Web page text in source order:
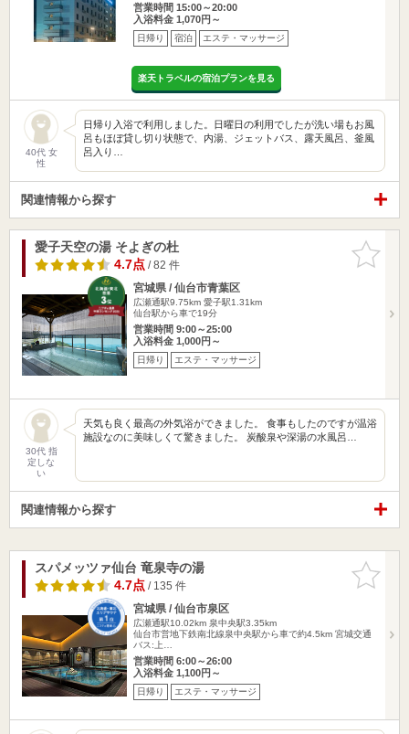
営業時間 15:00～20:00
入浴料金 1,070円～
日帰り 宿泊 エステ・マッサージ
楽天トラベルの宿泊プランを見る
40代 女
性
日帰り入浴で利用しました。日曜日の利用でしたが洗い場もお風
呂もほぼ貸し切り状態で、内湯、ジェットバス、露天風呂、釜風
呂入り…
関連情報から探す
お気に入
りに追加
愛子天空の湯 そよぎの杜
4.7点/ 82 件
宮城県 / 仙台市青葉区
広瀬通駅9.75km 愛子駅1.31km
仙台駅から車で19分
営業時間 9:00～25:00
入浴料金 1,000円～
日帰り エステ・マッサージ
30代 指
定しな
い
天気も良く最高の外気浴ができました。 食事もしたのですが温浴
施設なのに美味しくて驚きました。 炭酸泉や深湯の水風呂…
関連情報から探す
お気に入
りに追加
スパメッツァ仙台 竜泉寺の湯
4.7点/ 135 件
宮城県 / 仙台市泉区
広瀬通駅10.02km 泉中央駅3.35km
仙台市営地下鉄南北線泉中央駅から車で約4.5km 宮城交通
バス:上…
営業時間 6:00～26:00
入浴料金 1,100円～
日帰り エステ・マッサージ